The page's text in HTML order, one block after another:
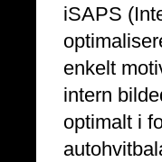
iSAPS
enkelt
intern
optimalt i